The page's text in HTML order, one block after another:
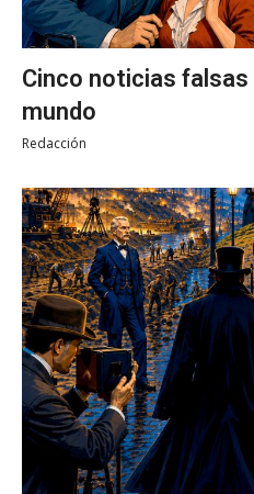
Cinco noticias falsas
mundo
Redacción